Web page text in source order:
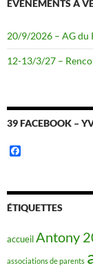
ÉVÈNEMENTS À
20/9/2026 – AG du
12-13/3/27 –
39 FACEBOOK –
b
o
o
ÉTIQUETTES
accueilAntony
associations de parents